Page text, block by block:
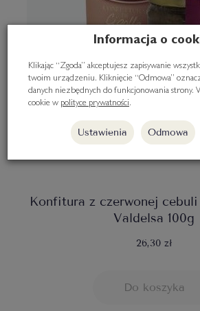
Konfitura z czerwonej
Valdelsa 100g
26,30 zł
Do koszyka
Informacja o
Klikając “Zgoda” akceptujesz zapisywanie
twoim urządzeniu. Kliknięcie “Odmowa”
danych niezbędnych do funkcjonowania strony.
cookie w polityce prywatności.
Ustawienia Odmowa